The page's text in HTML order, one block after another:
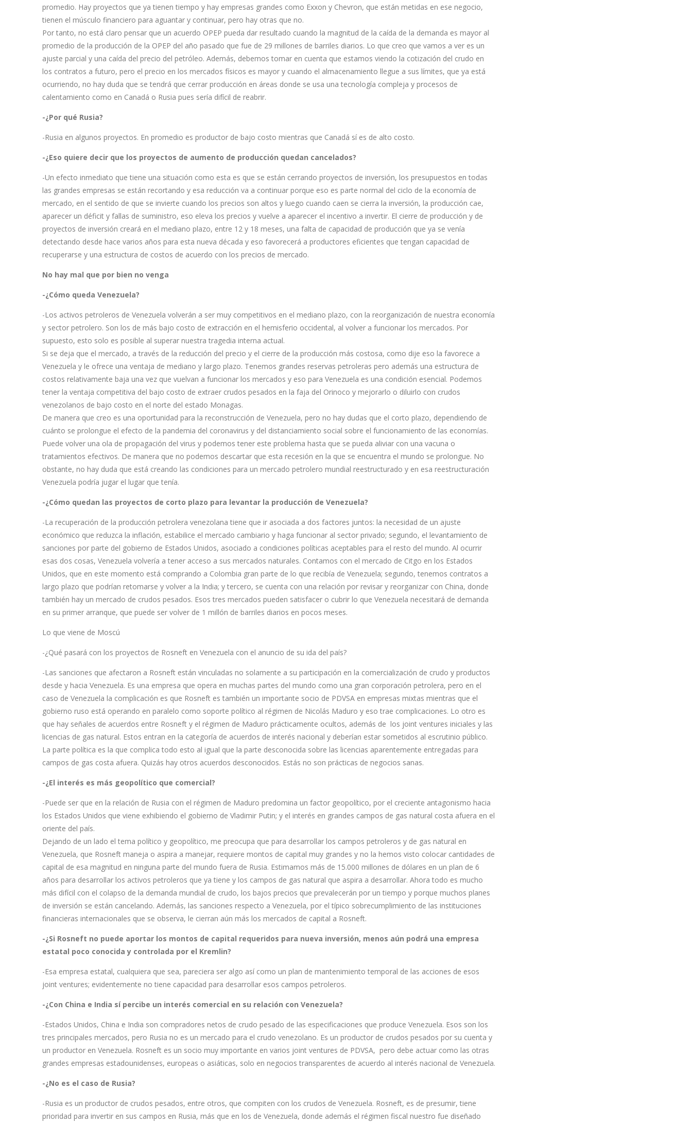
promedio. Hay proyectos que ya tienen tiempo y hay empresas grandes como Exxon y Chevron, que están metidas en ese negocio,
tienen el músculo financiero para aguantar y continuar, pero hay otras que no.
Por tanto, no está claro pensar que un acuerdo OPEP pueda dar resultado cuando la magnitud de la caída de la demanda es mayor al
promedio de la producción de la OPEP del año pasado que fue de 29 millones de barriles diarios. Lo que creo que vamos a ver es un
ajuste parcial y una caída del precio del petróleo. Además, debemos tomar en cuenta que estamos viendo la cotización del crudo en
los contratos a futuro, pero el precio en los mercados físicos es mayor y cuando el almacenamiento llegue a sus límites, que ya está
ocurriendo, no hay duda que se tendrá que cerrar producción en áreas donde se usa una tecnología compleja y procesos de
calentamiento como en Canadá o Rusia pues sería difícil de reabrir.
-¿Por qué Rusia?
-Rusia en algunos proyectos. En promedio es productor de bajo costo mientras que Canadá sí es de alto costo.
-¿Eso quiere decir que los proyectos de aumento de producción quedan cancelados?
-Un efecto inmediato que tiene una situación como esta es que se están cerrando proyectos de inversión, los presupuestos en todas
las grandes empresas se están recortando y esa reducción va a continuar porque eso es parte normal del ciclo de la economía de
mercado, en el sentido de que se invierte cuando los precios son altos y luego cuando caen se cierra la inversión, la producción cae,
aparecer un déficit y fallas de suministro, eso eleva los precios y vuelve a aparecer el incentivo a invertir. El cierre de producción y de
proyectos de inversión creará en el mediano plazo, entre 12 y 18 meses, una falta de capacidad de producción que ya se venía
detectando desde hace varios años para esta nueva década y eso favorecerá a productores eficientes que tengan capacidad de
recuperarse y una estructura de costos de acuerdo con los precios de mercado.
No hay mal que por bien no venga
-¿Cómo queda Venezuela?
-Los activos petroleros de Venezuela volverán a ser muy competitivos en el mediano plazo, con la reorganización de nuestra economía
y sector petrolero. Son los de más bajo costo de extracción en el hemisferio occidental, al volver a funcionar los mercados. Por
supuesto, esto solo es posible al superar nuestra tragedia interna actual.
Si se deja que el mercado, a través de la reducción del precio y el cierre de la producción más costosa, como dije eso la favorece a
Venezuela y le ofrece una ventaja de mediano y largo plazo. Tenemos grandes reservas petroleras pero además una estructura de
costos relativamente baja una vez que vuelvan a funcionar los mercados y eso para Venezuela es una condición esencial. Podemos
tener la ventaja competitiva del bajo costo de extraer crudos pesados en la faja del Orinoco y mejorarlo o diluirlo con crudos
venezolanos de bajo costo en el norte del estado Monagas.
De manera que creo es una oportunidad para la reconstrucción de Venezuela, pero no hay dudas que el corto plazo, dependiendo de
cuánto se prolongue el efecto de la pandemia del coronavirus y del distanciamiento social sobre el funcionamiento de las economías.
Puede volver una ola de propagación del virus y podemos tener este problema hasta que se pueda aliviar con una vacuna o
tratamientos efectivos. De manera que no podemos descartar que esta recesión en la que se encuentra el mundo se prolongue. No
obstante, no hay duda que está creando las condiciones para un mercado petrolero mundial reestructurado y en esa reestructuración
Venezuela podría jugar el lugar que tenía.
-¿Cómo quedan las proyectos de corto plazo para levantar la producción de Venezuela?
-La recuperación de la producción petrolera venezolana tiene que ir asociada a dos factores juntos: la necesidad de un ajuste
económico que reduzca la inflación, estabilice el mercado cambiario y haga funcionar al sector privado; segundo, el levantamiento de
sanciones por parte del gobierno de Estados Unidos, asociado a condiciones políticas aceptables para el resto del mundo. Al ocurrir
esas dos cosas, Venezuela volvería a tener acceso a sus mercados naturales. Contamos con el mercado de Citgo en los Estados
Unidos, que en este momento está comprando a Colombia gran parte de lo que recibía de Venezuela; segundo, tenemos contratos a
largo plazo que podrían retomarse y volver a la India; y tercero, se cuenta con una relación por revisar y reorganizar con China, donde
también hay un mercado de crudos pesados. Esos tres mercados pueden satisfacer o cubrir lo que Venezuela necesitará de demanda
en su primer arranque, que puede ser volver de 1 millón de barriles diarios en pocos meses.
Lo que viene de Moscú
-¿Qué pasará con los proyectos de Rosneft en Venezuela con el anuncio de su ida del país?
-Las sanciones que afectaron a Rosneft están vinculadas no solamente a su participación en la comercialización de crudo y productos
desde y hacia Venezuela. Es una empresa que opera en muchas partes del mundo como una gran corporación petrolera, pero en el
caso de Venezuela la complicación es que Rosneft es también un importante socio de PDVSA en empresas mixtas mientras que el
gobierno ruso está operando en paralelo como soporte político al régimen de Nicolás Maduro y eso trae complicaciones. Lo otro es
que hay señales de acuerdos entre Rosneft y el régimen de Maduro prácticamente ocultos, además de los joint ventures iniciales y las
licencias de gas natural. Estos entran en la categoría de acuerdos de interés nacional y deberían estar sometidos al escrutinio público.
La parte política es la que complica todo esto al igual que la parte desconocida sobre las licencias aparentemente entregadas para
campos de gas costa afuera. Quizás hay otros acuerdos desconocidos. Estás no son prácticas de negocios sanas.
-¿El interés es más geopolítico que comercial?
-Puede ser que en la relación de Rusia con el régimen de Maduro predomina un factor geopolítico, por el creciente antagonismo hacia
los Estados Unidos que viene exhibiendo el gobierno de Vladimir Putin; y el interés en grandes campos de gas natural costa afuera en el
oriente del país.
Dejando de un lado el tema político y geopolítico, me preocupa que para desarrollar los campos petroleros y de gas natural en
Venezuela, que Rosneft maneja o aspira a manejar, requiere montos de capital muy grandes y no la hemos visto colocar cantidades de
capital de esa magnitud en ninguna parte del mundo fuera de Rusia. Estimamos más de 15.000 millones de dólares en un plan de 6
años para desarrollar los activos petroleros que ya tiene y los campos de gas natural que aspira a desarrollar. Ahora todo es mucho
más difícil con el colapso de la demanda mundial de crudo, los bajos precios que prevalecerán por un tiempo y porque muchos planes
de inversión se están cancelando. Además, las sanciones respecto a Venezuela, por el típico sobrecumplimiento de las instituciones
financieras internacionales que se observa, le cierran aún más los mercados de capital a Rosneft.
-¿Si Rosneft no puede aportar los montos de capital requeridos para nueva inversión, menos aún podrá una empresa
estatal poco conocida y controlada por el Kremlin?
-Esa empresa estatal, cualquiera que sea, pareciera ser algo así como un plan de mantenimiento temporal de las acciones de esos
joint ventures; evidentemente no tiene capacidad para desarrollar esos campos petroleros.
-¿Con China e India sí percibe un interés comercial en su relación con Venezuela?
-Estados Unidos, China e India son compradores netos de crudo pesado de las especificaciones que produce Venezuela. Esos son los
tres principales mercados, pero Rusia no es un mercado para el crudo venezolano. Es un productor de crudos pesados por su cuenta y
un productor en Venezuela. Rosneft es un socio muy importante en varios joint ventures de PDVSA, pero debe actuar como las otras
grandes empresas estadounidenses, europeas o asiáticas, solo en negocios transparentes de acuerdo al interés nacional de Venezuela.
-¿No es el caso de Rusia?
-Rusia es un productor de crudos pesados, entre otros, que compiten con los crudos de Venezuela. Rosneft, es de presumir, tiene
prioridad para invertir en sus campos en Rusia, más que en los de Venezuela, donde además el régimen fiscal nuestro fue diseñado